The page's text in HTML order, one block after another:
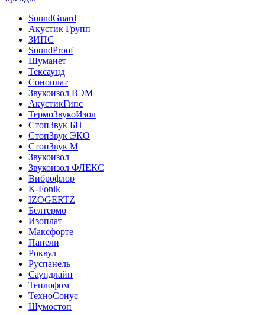
SoundGuard
Акустик Групп
ЗИПС
SoundProof
Шуманет
Тексаунд
Соноплат
Звукоизол ВЭМ
АкустикГипс
ТермоЗвукоИзол
СтопЗвук БП
СтопЗвук ЭКО
СтопЗвук М
Звукоизол
Звукоизол ФЛЕКС
Виброфлор
K-Fonik
IZOGERTZ
Белтермо
Изоплат
Максфорте
Панели
Роквул
Руспанель
Саундлайн
Теплофом
ТехноСонус
Шумостоп